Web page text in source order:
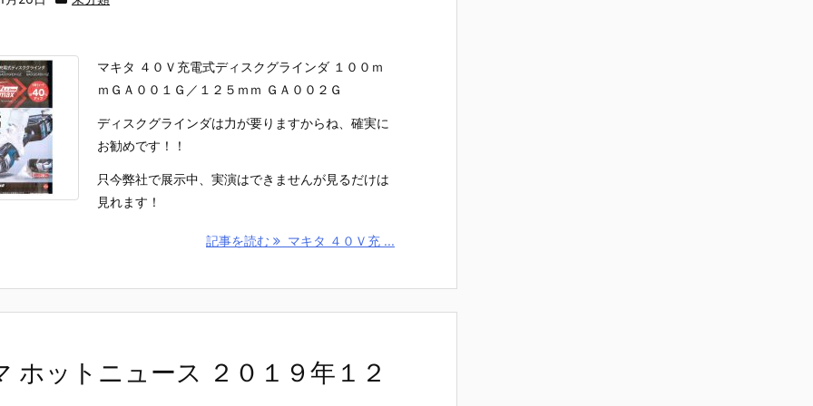
マキタ ４０Ｖ充電式ディスクグラインダ １００ｍ
ｍＧＡ００１Ｇ／１２５ｍｍ ＧＡ００２Ｇ
ディスクグラインダは力が要りますからね、確実に
お勧めです！！
只今弊社で展示中、実演はできませんが見るだけは
見れます！
記事を読む マキタ ４０Ｖ充 ...
ホットニュース ２０１９年１２